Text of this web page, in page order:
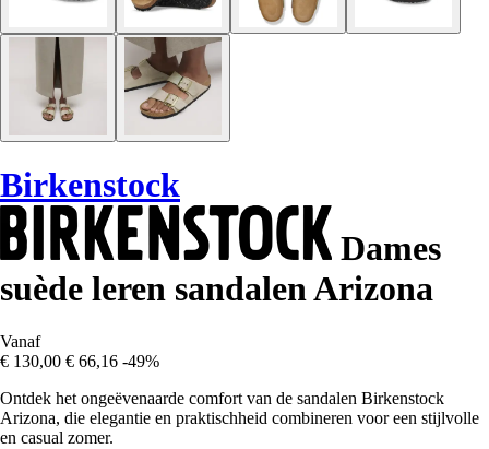
Birkenstock
Dames
suède leren sandalen Arizona
Vanaf
€ 130,00 € 66,16 -49%
Ontdek het ongeëvenaarde comfort van de sandalen Birkenstock
Arizona, die elegantie en praktischheid combineren voor een stijlvolle
en casual zomer.